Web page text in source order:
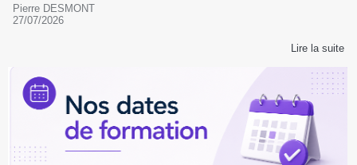
Pierre DESMONT
27/07/2026
Lire la suite